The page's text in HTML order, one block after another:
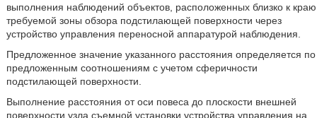
выполнения наблюдений объектов, расположенных близко к краю
требуемой зоны обзора подстилающей поверхности через
устройство управления переносной аппаратурой наблюдения.
Предложенное значение указанного расстояния определяется по
предложенным соотношениям с учетом сферичности
подстилающей поверхности.
Выполнение расстояния от оси повеса до плоскости внешней
поверхности узла съемной установки устройства управления на